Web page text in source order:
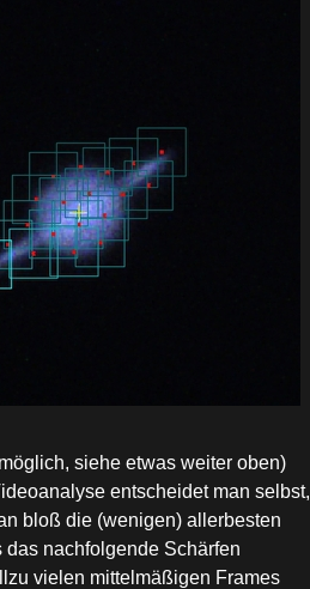
siehe etwas weiter oben)
entscheidet man selbst,
bloß die (wenigen) allerbesten
nachfolgende Schärfen
vielen mittelmäßigen Frames